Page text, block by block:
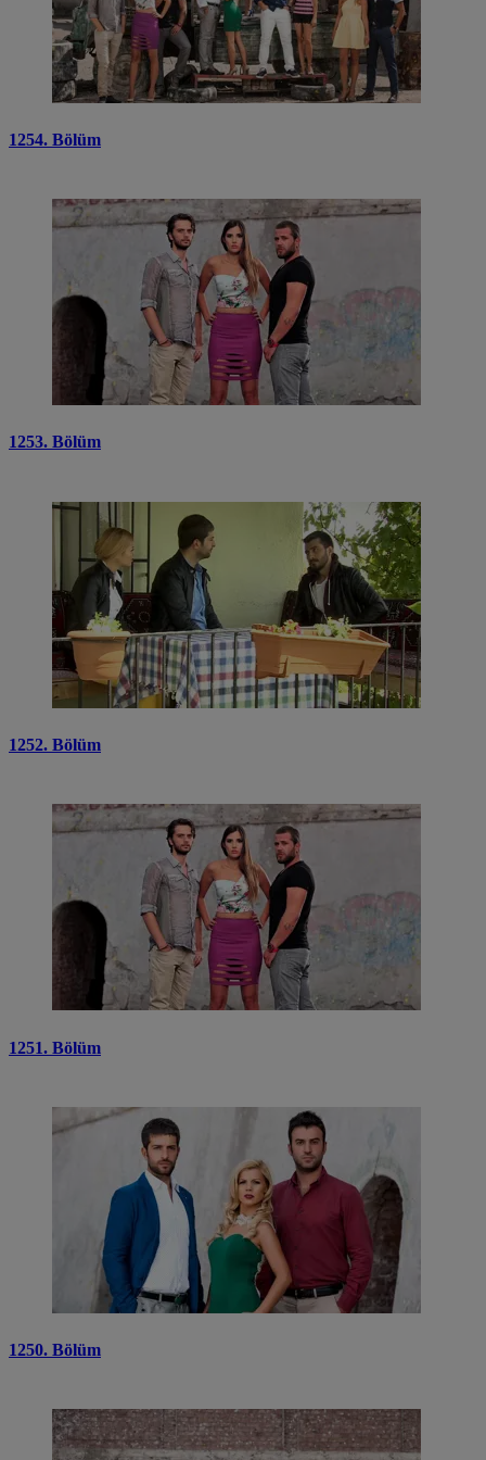
1254. Bölüm
1253. Bölüm
1252. Bölüm
1251. Bölüm
1250. Bölüm